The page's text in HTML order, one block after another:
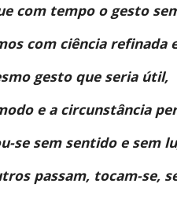
com tempo o gesto
com ciência refinada
gesto que seria útil,
e a circunstância
se sem sentido e sem
passam, tocam-se,